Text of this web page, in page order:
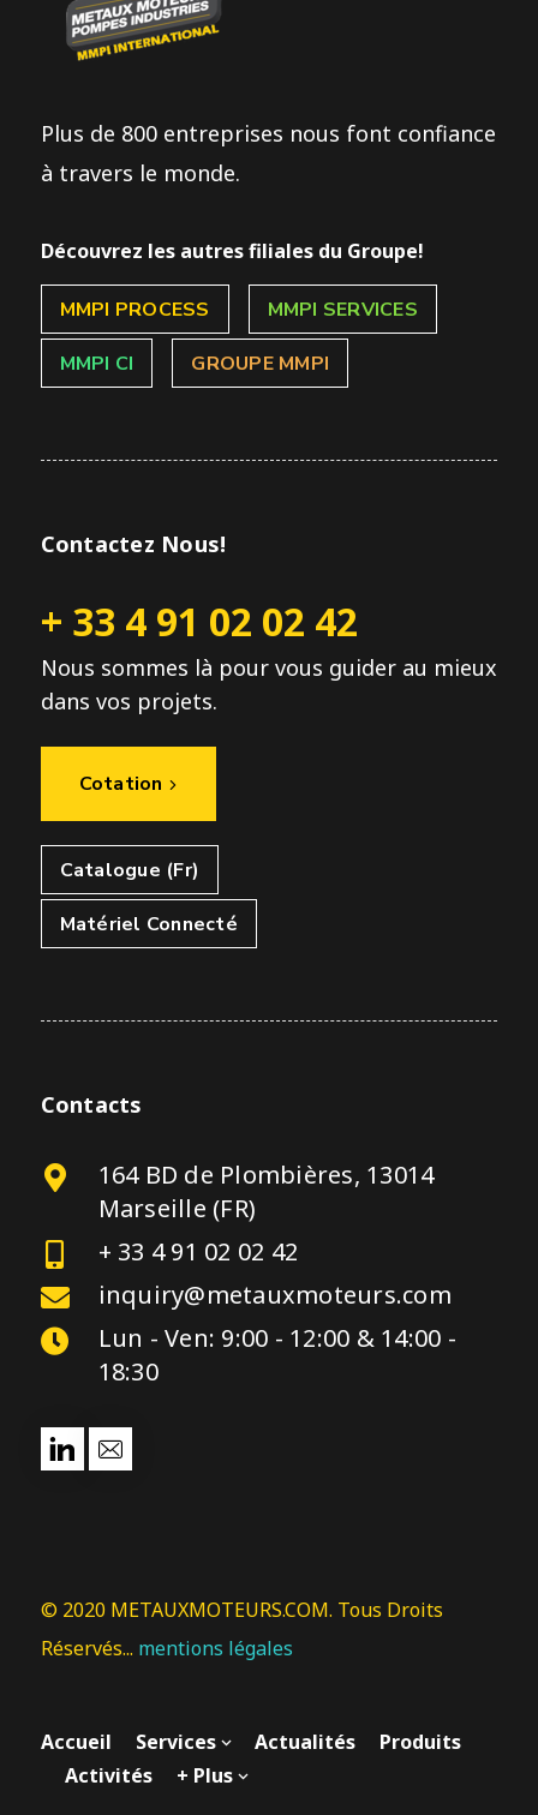
Plus de 800 entreprises nous font confiance
à travers le monde.
Découvrez les autres filiales du Groupe!
MMPI PROCESS MMPI SERVICES
MMPI CI GROUPE MMPI
Contactez Nous!
+ 33 4 91 02 02 42
Nous sommes là pour vous guider au mieux
dans vos projets.
Cotation
Catalogue (Fr)
Matériel Connecté
Contacts
164 BD de Plombières, 13014
Marseille (FR)
+ 33 4 91 02 02 42
inquiry@metauxmoteurs.com
Lun - Ven: 9:00 - 12:00 & 14:00 -
18:30
© 2020 METAUXMOTEURS.COM. Tous Droits
Réservés... mentions légales
Accueil Services Actualités
Produits
Activités
+ Plus